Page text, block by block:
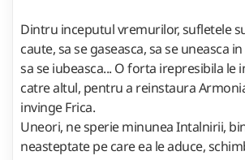
Dintru inceputul vremurilor, sufletele
caute, sa se gaseasca, sa se uneasca
sa se iubeasca... O forta irepresibila le
catre altul, pentru a reinstaura
invinge Frica.
Uneori, ne sperie minunea Intalnirii,
neasteptate pe care ea le aduce,